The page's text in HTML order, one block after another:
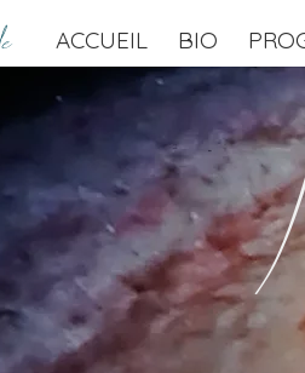
ACCUEIL BIO